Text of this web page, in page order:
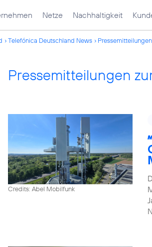
Netze Nachhaltigkeit
Telefónica Deutschland News Pressemitteilungen
Pressemitteilungen
Credits: Abel Mobilfunk